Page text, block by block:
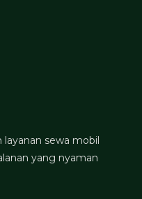
sewa mobil
yang nyaman